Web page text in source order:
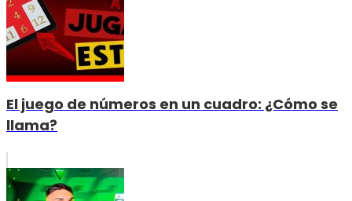
El juego de números en un cuadro: ¿Cómo se
llama?